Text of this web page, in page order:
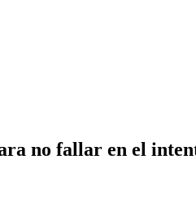
no fallar en el